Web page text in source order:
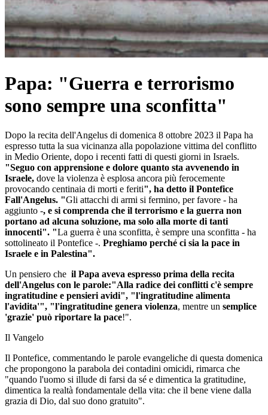
Papa: "Guerra e terrorismo
sono sempre una sconfitta"
Dopo la recita dell'Angelus di domenica 8 ottobre 2023 il Papa ha
espresso tutta la sua vicinanza alla popolazione vittima del conflitto
in Medio Oriente, dopo i recenti fatti di questi giorni in Israels.
"Seguo con apprensione e dolore quanto sta avvenendo in
Israele, dove la violenza è esplosa ancora più ferocemente
provocando centinaia di morti e feriti", ha detto il Pontefice
Fall'Angelus. "Gli attacchi di armi si fermino, per favore - ha
aggiunto -, e si comprenda che il terrorismo e la guerra non
portano ad alcuna soluzione, ma solo alla morte di tanti
innocenti". "La guerra è una sconfitta, è sempre una sconfitta - ha
sottolineato il Pontefice -. Preghiamo perché ci sia la pace in
Israele e in Palestina".
Un pensiero che il Papa aveva espresso prima della recita
dell'Angelus con le parole:"Alla radice dei conflitti c'è sempre
ingratitudine e pensieri avidi", "l'ingratitudine alimenta
l'avidita'", "l'ingratitudine genera violenza, mentre un semplice
'grazie' può riportare la pace!".
Il Vangelo
Il Pontefice, commentando le parole evangeliche di questa domenica
che propongono la parabola dei contadini omicidi, rimarca che
"quando l'uomo si illude di farsi da sé e dimentica la gratitudine,
dimentica la realtà fondamentale della vita: che il bene viene dalla
grazia di Dio, dal suo dono gratuito".